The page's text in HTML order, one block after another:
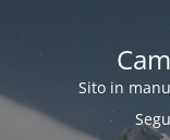
Sito in